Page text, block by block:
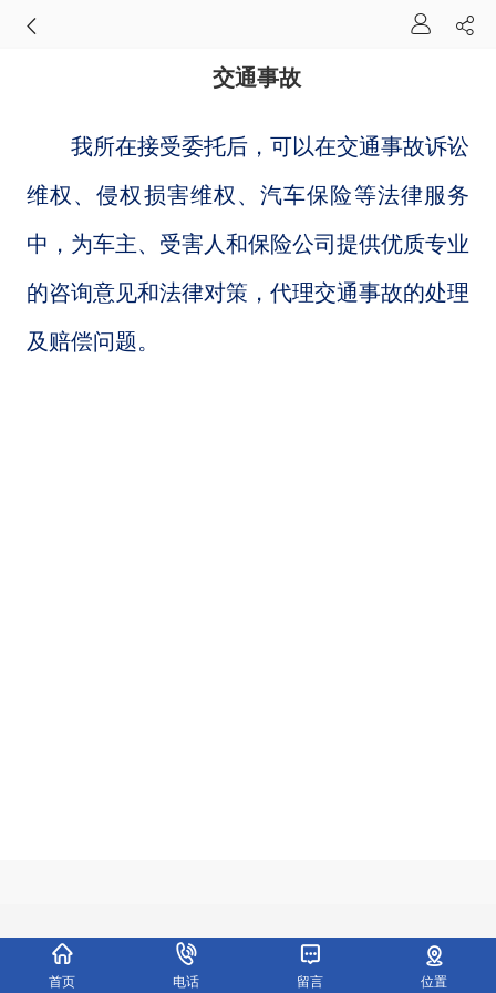
交通事故
我所在接受委托后，可以在交通事故诉讼
维权、侵权损害维权、汽车保险等法律服务
中，为车主、受害人和保险公司提供优质专业
的咨询意见和法律对策，代理交通事故的处理
及赔偿问题。
首页 电话 留言 位置